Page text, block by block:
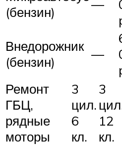
(бензин)
—
Внедорожник
(бензин)
—
Ремонт
ГБЦ,
рядные
моторы
3
цил.
6
кл.
3
12
кл.